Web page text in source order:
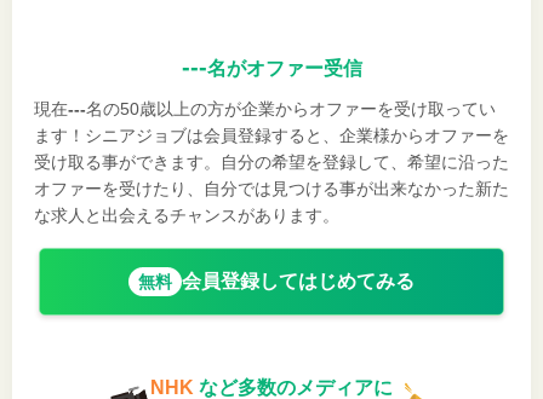
---名がオファー受信
現在---名の50歳以上の方が企業からオファーを受け取ってい
ます！シニアジョブは会員登録すると、企業様からオファーを
受け取る事ができます。自分の希望を登録して、希望に沿った
オファーを受けたり、自分では見つける事が出来なかった新た
な求人と出会えるチャンスがあります。
無料 会員登録してはじめてみる
NHK など多数のメディアに